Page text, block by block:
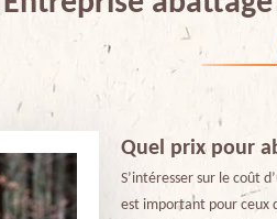
Quel prix pour
S’intéresser sur le coût
est important pour ceux